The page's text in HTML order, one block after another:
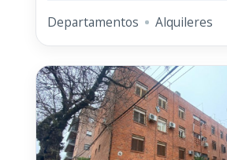
Departamentos Alquileres